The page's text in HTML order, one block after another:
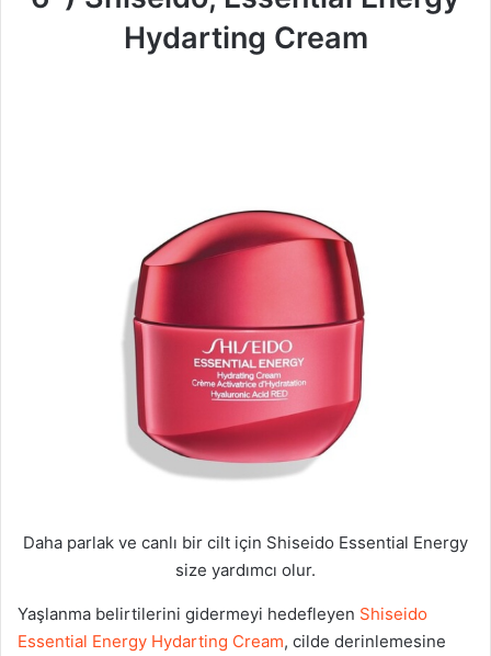
Hydarting Cream
Daha parlak ve canlı bir cilt için Shiseido Essential Energy
size yardımcı olur.
Yaşlanma belirtilerini gidermeyi hedefleyen Shiseido
Essential Energy Hydarting Cream, cilde derinlemesine